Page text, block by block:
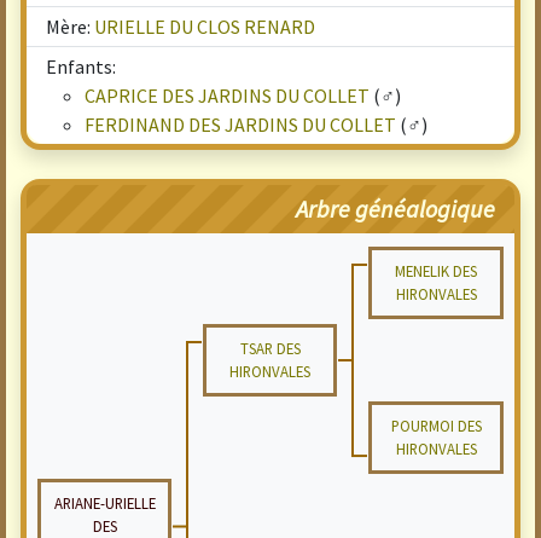
Mère: URIELLE DU CLOS RENARD
Enfants:
CAPRICE DES JARDINS DU COLLET (♂)
FERDINAND DES JARDINS DU COLLET (♂)
Arbre généalogique
MENELIK DES
HIRONVALES
TSAR DES
HIRONVALES
POURMOI DES
HIRONVALES
ARIANE-URIELLE
DES